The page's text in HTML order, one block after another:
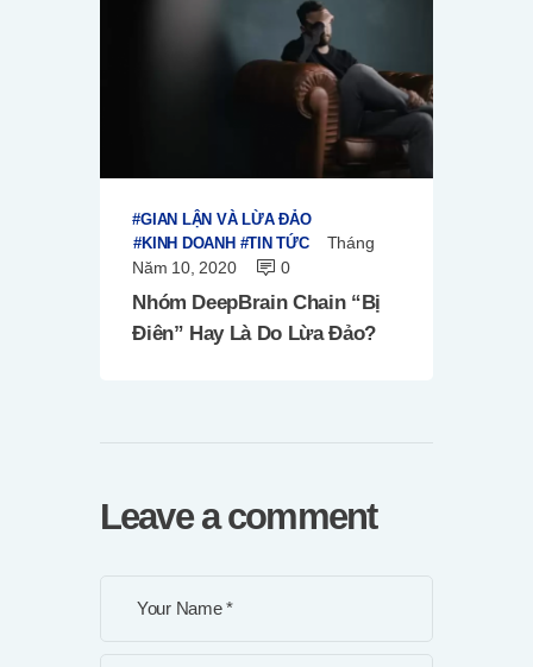
GIAN LẬN VÀ LỪA ĐẢO
KINH DOANH
TIN TỨC
Tháng
Năm 10, 2020
0
Nhóm DeepBrain Chain “Bị
Điên” Hay Là Do Lừa Đảo?
Leave a comment